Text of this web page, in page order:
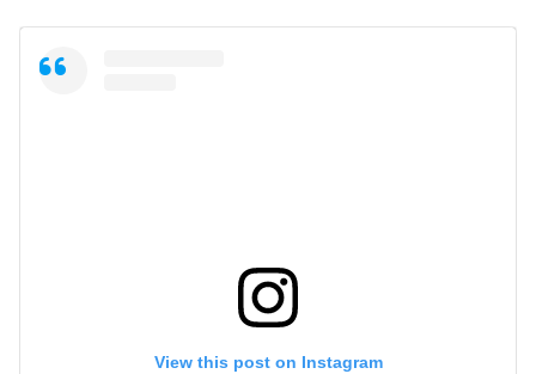
View this post on Instagram